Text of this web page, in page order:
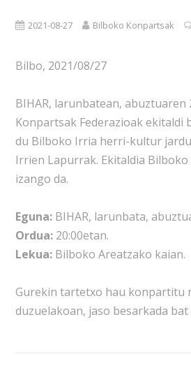
2021-08-27 Bilboko Konpartsak
Bilbo, 2021/08/27
BIHAR, larunbatean, abuztuaren
Konpartsak Federazioak ekitaldi
du Bilboko Irria herri-kultur
Irrien Lapurrak. Ekitaldia
izango da.
Eguna: BIHAR, larunbata,
Ordua:20:00etan.
Lekua: Bilboko Areatzako kaian.
Gurekin tartetxo hau konpartitu
duzuelakoan, jaso besarkada